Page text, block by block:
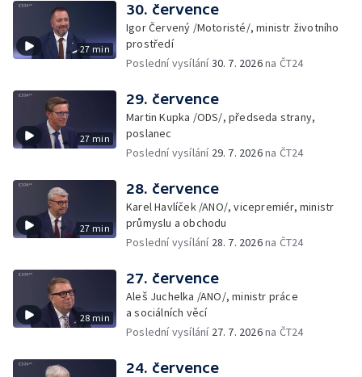
27 min
30. července
Igor Červený /Motoristé/, ministr životního
prostředí
Poslední vysílání30. 7. 2026na ČT24
27 min
29. července
Martin Kupka /ODS/, předseda strany,
poslanec
Poslední vysílání 29. 7. 2026na ČT24
27 min
28. července
Karel Havlíček /ANO/, vicepremiér, ministr
průmyslu a obchodu
Poslední vysílání 28. 7. 2026na ČT24
28 min
27. července
Aleš Juchelka /ANO/, ministr práce
a sociálních věcí
Poslední vysílání 27. 7. 2026na ČT24
24. července